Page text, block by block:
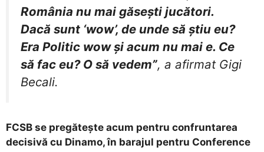
România nu mai găseşti jucători.
Dacă sunt ‘wow’, de unde să ştiu eu?
Era Politic wow şi acum nu mai e. Ce
să fac eu? O să vedem”, a afirmat Gigi
Becali.
FCSB se pregătește acum pentru confruntarea
decisivă cu Dinamo, în barajul pentru Conference